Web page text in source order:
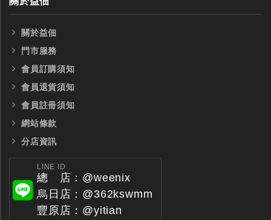
關於益佃
門市服務
會員訂購須知
會員退貨須知
會員註冊須知
網站條款
分店資訊
LINE ID
總 店：@weenix
烏日店：@362kswmm
豐原店：@yitian